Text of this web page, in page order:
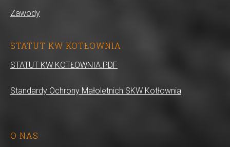
Zawody
STATUT KW KOTŁOWNIA
STATUT KW KOTŁOWNIA.PDF
Standardy Ochrony Małoletnich SKW Kotłownia
O NAS